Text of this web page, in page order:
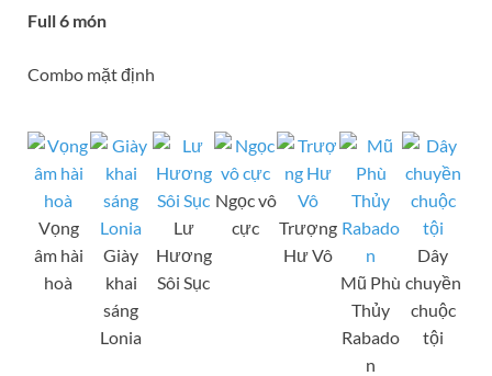
Full 6 món
Combo mặt định
Vọng
âm hài
hoà
Giày
khai
sáng
Lonia
Lư
Hương
Sôi Sục
Ngọc vô
cực
Trượng
Hư Vô
Mũ Phù
Thủy
Rabado
n
Dây
chuyền
chuộc
tội